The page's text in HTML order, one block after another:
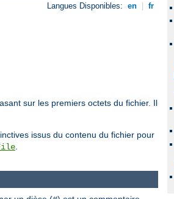
Langues Disponibles: en fr
sur les premiers octets du fichier. Il
issus du contenu du fichier pour
.